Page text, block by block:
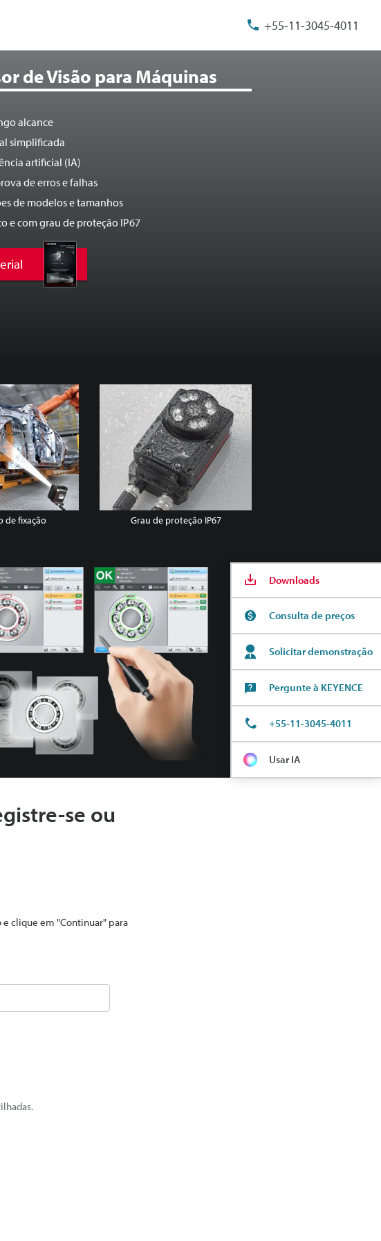
+55-11-3045-4011
de Visão para Máquinas
alcance
simplificada
artificial (IA)
de erros e falhas
de modelos e tamanhos
e com grau de proteção IP67
de fixação Grau de proteção IP67
se ou
clique em "Continuar" para
Downloads
Consulta de preços
Solicitar demonstração
Pergunte à KEYENCE
+55-11-3045-4011
Usar IA